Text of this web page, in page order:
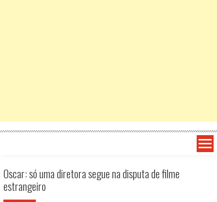
Oscar: só uma diretora segue na disputa de filme
estrangeiro